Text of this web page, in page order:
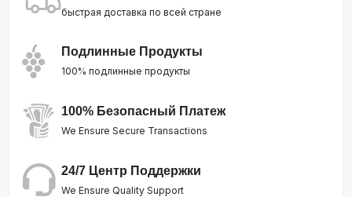
быстрая доставка по всей стране
Подлинные Продукты
100% подлинные продукты
100% Безопасный Платеж
We Ensure Secure Transactions
24/7 Центр Поддержки
We Ensure Quality Support